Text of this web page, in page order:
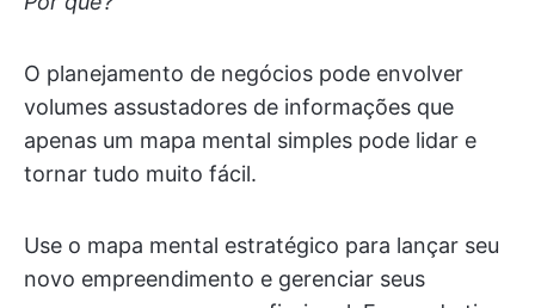
O planejamento de negócios pode envolver
volumes assustadores de informações que
apenas um mapa mental simples pode lidar e
tornar tudo muito fácil.
Use o mapa mental estratégico para lançar seu
novo empreendimento e gerenciar seus